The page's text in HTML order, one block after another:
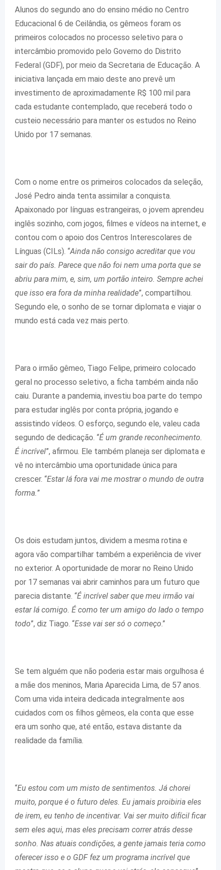
Alunos do segundo ano do ensino médio no Centro
Educacional 6 de Ceilândia, os gêmeos foram os
primeiros colocados no processo seletivo para o
intercâmbio promovido pelo Governo do Distrito
Federal (GDF), por meio da Secretaria de Educação. A
iniciativa lançada em maio deste ano prevê um
investimento de aproximadamente R$ 100 mil para
cada estudante contemplado, que receberá todo o
custeio necessário para manter os estudos no Reino
Unido por 17 semanas.
Com o nome entre os primeiros colocados da seleção,
José Pedro ainda tenta assimilar a conquista.
Apaixonado por línguas estrangeiras, o jovem aprendeu
inglês sozinho, com jogos, filmes e vídeos na internet, e
contou com o apoio dos Centros Interescolares de
Línguas (CILs). “Ainda não consigo acreditar que vou
sair do país. Parece que não foi nem uma porta que se
abriu para mim, e, sim, um portão inteiro. Sempre achei
que isso era fora da minha realidade”, compartilhou.
Segundo ele, o sonho de se tornar diplomata e viajar o
mundo está cada vez mais perto.
Para o irmão gêmeo, Tiago Felipe, primeiro colocado
geral no processo seletivo, a ficha também ainda não
caiu. Durante a pandemia, investiu boa parte do tempo
para estudar inglês por conta própria, jogando e
assistindo vídeos. O esforço, segundo ele, valeu cada
segundo de dedicação. “É um grande reconhecimento.
É incrível”, afirmou. Ele também planeja ser diplomata e
vê no intercâmbio uma oportunidade única para
crescer. “Estar lá fora vai me mostrar o mundo de outra
forma. ”
Os dois estudam juntos, dividem a mesma rotina e
agora vão compartilhar também a experiência de viver
no exterior. A oportunidade de morar no Reino Unido
por 17 semanas vai abrir caminhos para um futuro que
parecia distante. “É incrível saber que meu irmão vai
estar lá comigo. É como ter um amigo do lado o tempo
todo”, diz Tiago. “Esse vai ser só o começo .”
Se tem alguém que não poderia estar mais orgulhosa é
a mãe dos meninos, Maria Aparecida Lima, de 57 anos.
Com uma vida inteira dedicada integralmente aos
cuidados com os filhos gêmeos, ela conta que esse
era um sonho que, até então, estava distante da
realidade da família.
“Eu estou com um misto de sentimentos. Já chorei
muito, porque é o futuro deles. Eu jamais proibiria eles
de irem, eu tenho de incentivar. Vai ser muito difícil ficar
sem eles aqui, mas eles precisam correr atrás desse
sonho. Nas atuais condições, a gente jamais teria como
oferecer isso e o GDF fez um programa incrível que